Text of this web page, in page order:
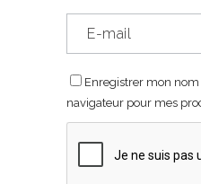
Enregistrer mon
navigateur pour mes